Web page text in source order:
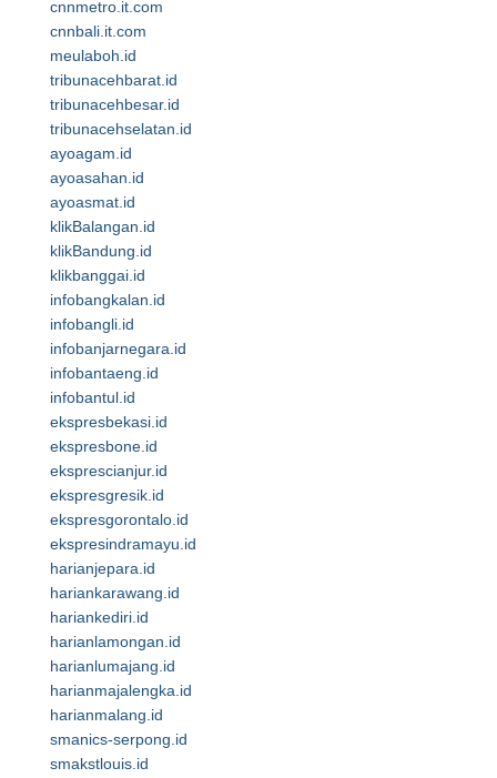
cnnmetro.it.com
cnnbali.it.com
meulaboh.id
tribunacehbarat.id
tribunacehbesar.id
tribunacehselatan.id
ayoagam.id
ayoasahan.id
ayoasmat.id
klikBalangan.id
klikBandung.id
klikbanggai.id
infobangkalan.id
infobangli.id
infobanjarnegara.id
infobantaeng.id
infobantul.id
ekspresbekasi.id
ekspresbone.id
eksprescianjur.id
ekspresgresik.id
ekspresgorontalo.id
ekspresindramayu.id
harianjepara.id
hariankarawang.id
hariankediri.id
harianlamongan.id
harianlumajang.id
harianmajalengka.id
harianmalang.id
smanics-serpong.id
smakstlouis.id